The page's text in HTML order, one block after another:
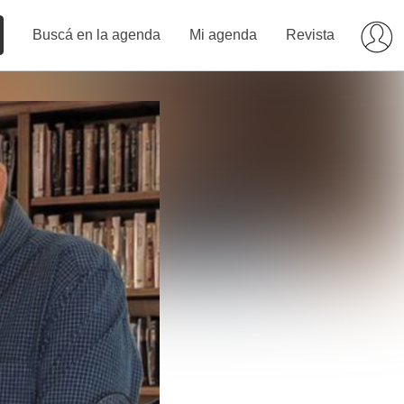
Buscá en la agenda Mi agenda Revista